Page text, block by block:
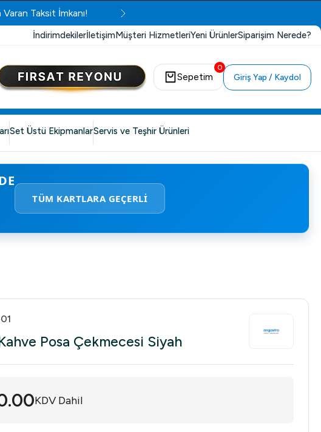
Taksit İmkanı!
İndirimdekilerİletişimMüşteri HizmetleriYeni ÜrünlerSiparişim Nerede?
0
Sepetim Giriş Yap / Kaydol
Set Üstü EkipmanlarServis ve Teşhir Ürünleri
TÜM KARTLARA GEÇERLİ
Posa Çekmecesi Siyah
KDV Dahil